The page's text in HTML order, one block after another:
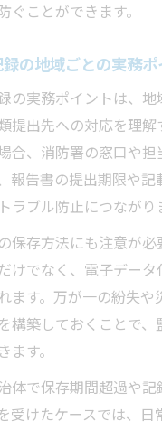
ぐことができます。
の地域ごとの実務ポ
の実務ポイントは、
提出先への対応を理解
合、消防署の窓口や
報告書の提出期限や記
ラブル防止につながり
保存方法にも注意が必
けでなく、電子デー
ます。万が一の紛失や
構築しておくことで
す。
体で保存期間超過や
受けたケースでは、